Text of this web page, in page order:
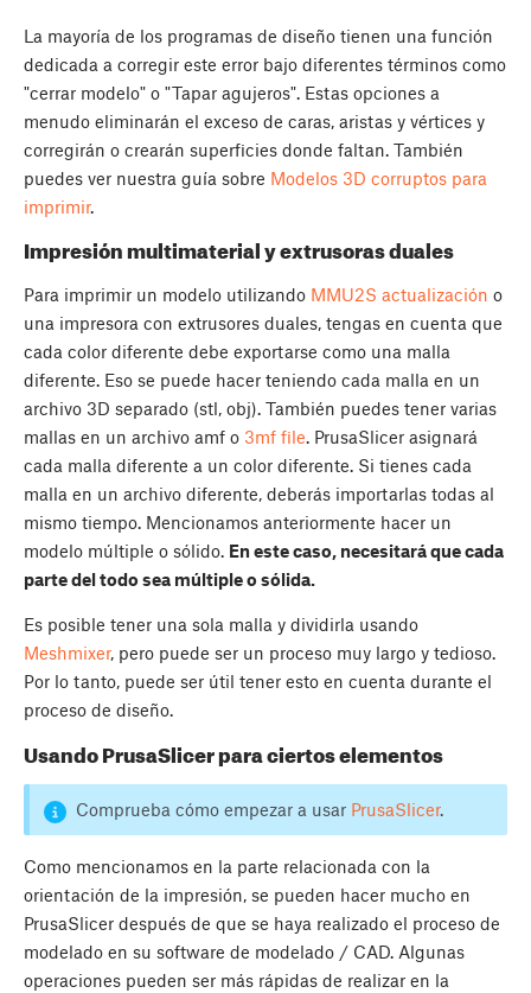
La mayoría de los programas de diseño tienen una función
dedicada a corregir este error bajo diferentes términos como
"cerrar modelo" o "Tapar agujeros". Estas opciones a
menudo eliminarán el exceso de caras, aristas y vértices y
corregirán o crearán superficies donde faltan. También
puedes ver nuestra guía sobre Modelos 3D corruptos para
imprimir.
Impresión multimaterial y extrusoras duales
Para imprimir un modelo utilizando MMU2S actualización o
una impresora con extrusores duales, tengas en cuenta que
cada color diferente debe exportarse como una malla
diferente. Eso se puede hacer teniendo cada malla en un
archivo 3D separado (stl, obj). También puedes tener varias
mallas en un archivo amf o 3mf file. PrusaSlicer asignará
cada malla diferente a un color diferente. Si tienes cada
malla en un archivo diferente, deberás importarlas todas al
mismo tiempo. Mencionamos anteriormente hacer un
modelo múltiple o sólido. En este caso, necesitará que cada
parte del todo sea múltiple o sólida.
Es posible tener una sola malla y dividirla usando
Meshmixer, pero puede ser un proceso muy largo y tedioso.
Por lo tanto, puede ser útil tener esto en cuenta durante el
proceso de diseño.
Usando PrusaSlicer para ciertos elementos
Comprueba cómo empezar a usar PrusaSlicer.
Como mencionamos en la parte relacionada con la
orientación de la impresión, se pueden hacer mucho en
PrusaSlicer después de que se haya realizado el proceso de
modelado en su software de modelado / CAD. Algunas
operaciones pueden ser más rápidas de realizar en la